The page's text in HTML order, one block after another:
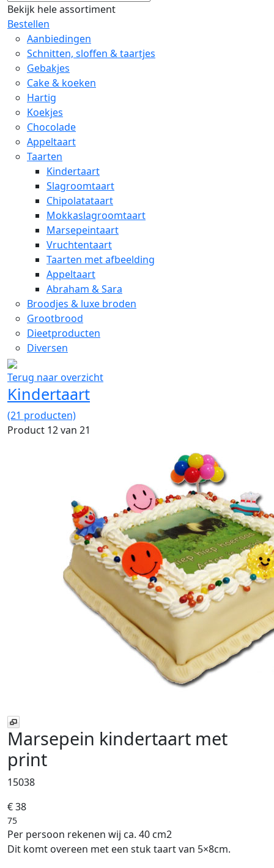
Bekijk hele assortiment
Bestellen
Aanbiedingen
Schnitten, sloffen & taartjes
Gebakjes
Cake & koeken
Hartig
Koekjes
Chocolade
Appeltaart
Taarten
Kindertaart
Slagroomtaart
Chipolatataart
Mokkaslagroomtaart
Marsepeintaart
Vruchtentaart
Taarten met afbeelding
Appeltaart
Abraham & Sara
Broodjes & luxe broden
Grootbrood
Dieetproducten
Diversen
Terug naar overzicht
Kindertaart
(21 producten)
Product 12 van 21
Marsepein kindertaart met
print
15038
€ 38
75
Per persoon rekenen wij ca. 40 cm2
Dit komt overeen met een stuk taart van 5×8cm.